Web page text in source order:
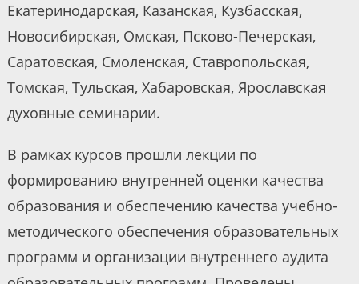
Екатеринодарская, Казанская, Кузбасская,
Новосибирская, Омская, Псково-Печерская,
Саратовская, Смоленская, Ставропольская,
Томская, Тульская, Хабаровская, Ярославская
духовные семинарии.
В рамках курсов прошли лекции по
формированию внутренней оценки качества
образования и обеспечению качества учебно-
методического обеспечения образовательных
программ и организации внутреннего аудита